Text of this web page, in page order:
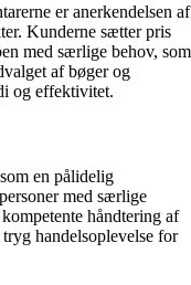
er anerkendelsen af
Kunderne sætter pris
med særlige behov, som
af bøger og
og effektivitet.
en pålidelig
med særlige
håndtering af
handelsoplevelse for